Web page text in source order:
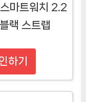
마트워치 2.2
랙 스트랩
하기